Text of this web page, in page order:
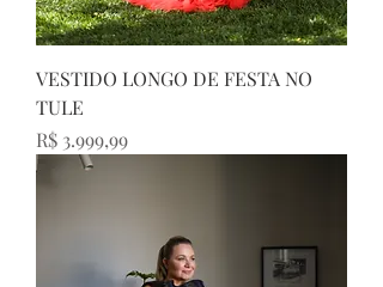
VESTIDO LONGO DE FESTA NO
TULE
Preço
R$ 3.999,99